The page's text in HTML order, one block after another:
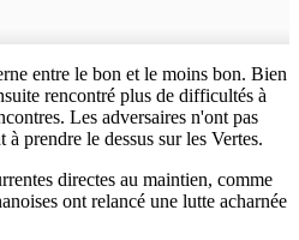
entre le bon et le moins bon. Bien
rencontré plus de difficultés à
Les adversaires n'ont pas
prendre le dessus sur les Vertes.
directes au maintien, comme
ont relancé une lutte acharnée